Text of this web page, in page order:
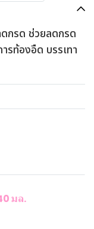
กรด ช่วยลดกรด
รท้องอืด บรรเทา
มล.